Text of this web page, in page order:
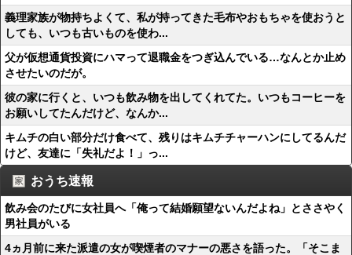
義理家族が物持ちよくて、私が持ってきた毛布やおもちゃを使おうと
しても、いつも古いものを使わ...
父が仮想通貨投資にハマって退職金をつぎ込んでいる…なんとか止め
させたいのだが。
彼の家に行くと、いつも飲み物を出してくれてた。いつもコーヒーを
お願いしてたんだけど、なんか...
キムチの白い部分だけ食べて、残りはキムチチャーハンにしてるんだ
けど、友達に「失礼だよ！」っ...
おうち速報
飲み会のたびに女社員へ「俺って結婚願望ないんだよね」とささやく
男社員がいる
4ヵ月前に来た派遣の女が喫煙者のマナーの悪さを語った。「そこま